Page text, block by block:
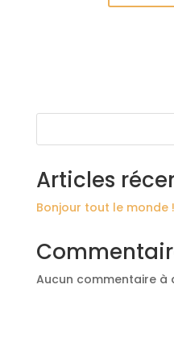
Articles
Bonjour tout le monde !
Aucun commentaire à